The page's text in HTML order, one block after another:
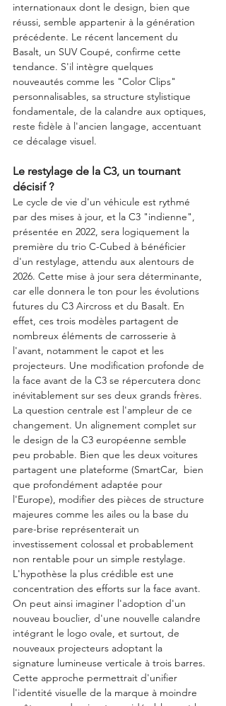
internationaux dont le design, bien que
réussi, semble appartenir à la génération
précédente. Le récent lancement du
Basalt, un SUV Coupé, confirme cette
tendance. S'il intègre quelques
nouveautés comme les "Color Clips"
personnalisables, sa structure stylistique
fondamentale, de la calandre aux optiques,
reste fidèle à l'ancien langage, accentuant
ce décalage visuel.
Le restylage de la C3, un tournant
décisif ?
Le cycle de vie d'un véhicule est rythmé
par des mises à jour, et la C3 "indienne",
présentée en 2022, sera logiquement la
première du trio C-Cubed à bénéficier
d'un restylage, attendu aux alentours de
2026. Cette mise à jour sera déterminante,
car elle donnera le ton pour les évolutions
futures du C3 Aircross et du Basalt. En
effet, ces trois modèles partagent de
nombreux éléments de carrosserie à
l'avant, notamment le capot et les
projecteurs. Une modification profonde de
la face avant de la C3 se répercutera donc
inévitablement sur ses deux grands frères.
La question centrale est l'ampleur de ce
changement. Un alignement complet sur
le design de la C3 européenne semble
peu probable. Bien que les deux voitures
partagent une plateforme (SmartCar,  bien
que profondément adaptée pour
l'Europe), modifier des pièces de structure
majeures comme les ailes ou la base du
pare-brise représenterait un
investissement colossal et probablement
non rentable pour un simple restylage.
L'hypothèse la plus crédible est une
concentration des efforts sur la face avant.
On peut ainsi imaginer l'adoption d'un
nouveau bouclier, d'une nouvelle calandre
intégrant le logo ovale, et surtout, de
nouveaux projecteurs adoptant la
signature lumineuse verticale à trois barres.
Cette approche permettrait d'unifier
l'identité visuelle de la marque à moindre